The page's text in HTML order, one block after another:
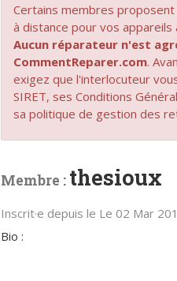
Certains membres
à distance pour vos
Aucun réparateur n'est
CommentReparer.com.
exigez que l'interlocuteur
SIRET, ses Conditions
sa politique de gestion des
Membre : thesioux
Inscrit·e depuis le Le 02 Mar
Bio :